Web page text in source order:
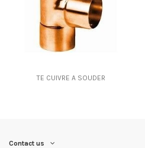
TE CUIVRE A SOUDER
Contact us